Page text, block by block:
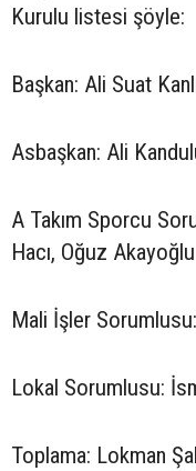
Kurulu listesi şöyle:
Başkan: Ali Suat
Asbaşkan: Ali
A Takım Sporcu
Hacı, Oğuz Akayoğlu
Mali İşler
Lokal Sorumlusu:
Toplama: Lokman